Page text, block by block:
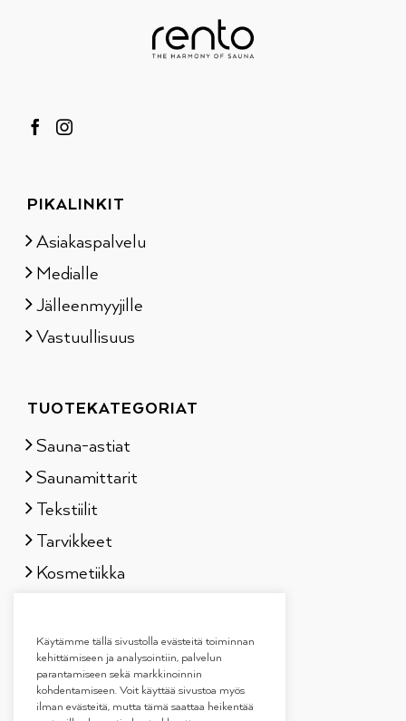
PIKALINKIT
Asiakaspalvelu
Medialle
Jälleenmyyjille
Vastuullisuus
TUOTEKATEGORIAT
Sauna-astiat
Saunamittarit
Tekstiilit
Tarvikkeet
Kosmetiikka
Lahjapakkaukset
Käytämme tällä sivustolla evästeitä toiminnan
kehittämiseen ja analysointiin, palvelun
parantamiseen sekä markkinoinnin
kohdentamiseen. Voit käyttää sivustoa myös
ilman evästeitä, mutta tämä saattaa heikentää